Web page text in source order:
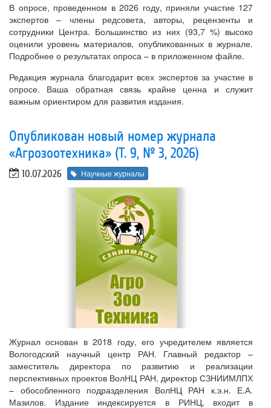
В опросе, проведенном в 2026 году, приняли участие 127
экспертов – члены редсовета, авторы, рецензенты и
сотрудники Центра. Большинство из них (93,7 %) высоко
оценили уровень материалов, опубликованных в журнале.
Подробнее о результатах опроса – в приложенном файле.
Редакция журнала благодарит всех экспертов за участие в
опросе. Ваша обратная связь крайне ценна и служит
важным ориентиром для развития издания.
Опубликован новый номер журнала
«Агрозоотехника» (Т. 9, № 3, 2026)
10.07.2026 Научные журналы
Журнал основан в 2018 году, его учредителем является
Вологодский научный центр РАН. Главный редактор –
заместитель директора по развитию и реализации
перспективных проектов ВолНЦ РАН, директор СЗНИИМЛПХ
– обособленного подразделения ВолНЦ РАН к.э.н. Е.А.
Мазилов. Издание индексируется в РИНЦ, входит в